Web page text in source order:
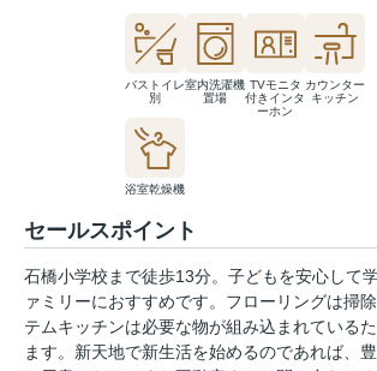
バストイレ
別
室内洗濯機
置場
TVモニタ
付きインタ
ーホン
カウンター
キッチン
浴室乾燥機
セールスポイント
石橋小学校まで徒歩13分。子どもを安心して
ァミリーにおすすめです。フローリングは掃
テムキッチンは必要な物が組み込まれている
ます。新天地で新生活を始めるのであれば、